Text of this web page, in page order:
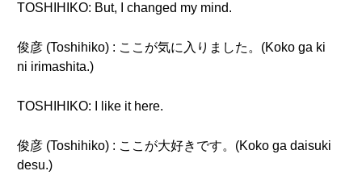
TOSHIHIKO: But, I changed my mind.
俊彦 (Toshihiko) : ここが気に入りました。(Koko ga ki
ni irimashita.)
TOSHIHIKO: I like it here.
俊彦 (Toshihiko) : ここが大好きです。(Koko ga daisuki
desu.)